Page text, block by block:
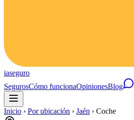
iaseguro
SegurosCómo funcionaOpinionesBlog
Inicio › Por ubicación › Jaén › Coche